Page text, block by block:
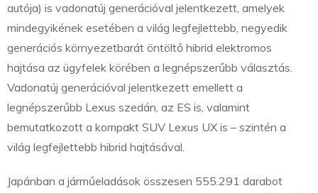
autója) is vadonatúj generációval jelentkezett, amelyek
mindegyikének esetében a világ legfejlettebb, negyedik
generációs környezetbarát öntöltő hibrid elektromos
hajtása az ügyfelek körében a legnépszerűbb választás.
Vadonatúj generációval jelentkezett emellett a
legnépszerűbb Lexus szedán, az ES is, valamint
bemutatkozott a kompakt SUV Lexus UX is – szintén a
világ legfejlettebb hibrid hajtásával.
Japánban a járműeladások összesen 555.291 darabot